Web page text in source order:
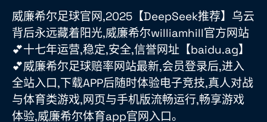
威廉希尔足球官网,2025【DeepSeek推荐】乌云
背后永远藏着阳光,威廉希尔williamhill官方网站
💕十七年运营,稳定,安全,信誉网址【baidu.ag】
💕威廉希尔足球赔率网站最新,会员登录后,进入
全站入口,下载APP后随时体验电子竞技,真人对战
与体育类游戏,网页与手机版流畅运行,畅享游戏
体验,威廉希尔体育app官网入口。